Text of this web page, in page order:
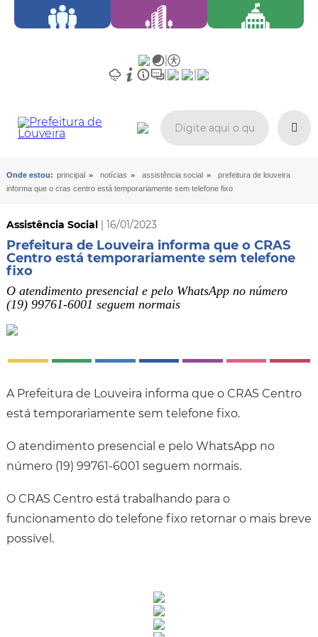
Onde estou: principal » notícias » assistência social »
prefeitura de louveira
informa que o cras centro está temporariamente sem telefone fixo
Assistência Social| 16/01/2023
Prefeitura de Louveira informa que o CRAS
Centro está temporariamente sem telefone
fixo
O atendimento presencial e pelo WhatsApp no número
(19) 99761-6001 seguem normais
A Prefeitura de Louveira informa que o CRAS Centro
está temporariamente sem telefone fixo.
O atendimento presencial e pelo WhatsApp no
número (19) 99761-6001 seguem normais.
O CRAS Centro está trabalhando para o
funcionamento do telefone fixo retornar o mais breve
possível.